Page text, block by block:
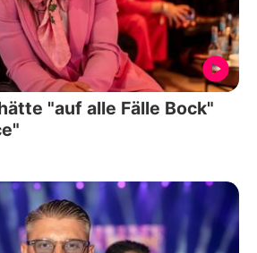
"auf alle Fälle Bock"